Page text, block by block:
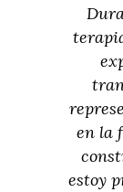
en la
estoy